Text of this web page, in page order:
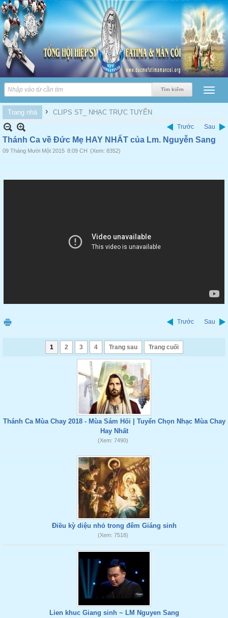
Trang nhà › CLIPS ST_ NHẠC TRỰC TUYẾN
Trước Sau
Thánh Ca về Đức Mẹ HAY NHẤT của Lm. Nguyễn Sang
09 Tháng Mười Một 2015 8:09 CH (Xem: 8352)
Trước Sau
1 2 3 4 Trang sau Trang cuối
Thánh Ca Mùa Chay 2018 - Mùa Sám Hối | Tuyển Chọn Nhạc Mùa Chay
Hay Nhất
(Xem: 7490)
Điều kỳ diệu nhỏ trong đêm Giáng sinh
(Xem: 7518)
Lien khuc Giang sinh ~ LM Nguyen Sang